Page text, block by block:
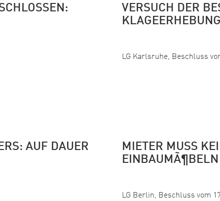
VERSUCH DER
LG Karlsruhe, Beschluss
AUF DAUER
MIETER MUSS
LG Berlin, Beschluss vom